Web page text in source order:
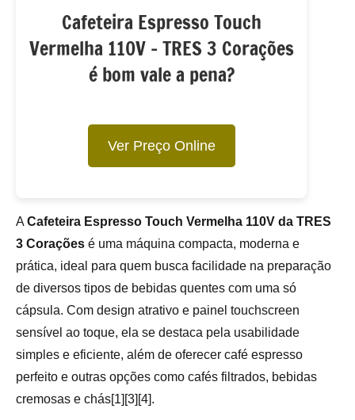
Cafeteira Espresso Touch
Vermelha 110V – TRES 3 Corações
é bom vale a pena?
Ver Preço Online
A Cafeteira Espresso Touch Vermelha 110V da TRES
3 Corações é uma máquina compacta, moderna e
prática, ideal para quem busca facilidade na preparação
de diversos tipos de bebidas quentes com uma só
cápsula. Com design atrativo e painel touchscreen
sensível ao toque, ela se destaca pela usabilidade
simples e eficiente, além de oferecer café espresso
perfeito e outras opções como cafés filtrados, bebidas
cremosas e chás[1][3][4].